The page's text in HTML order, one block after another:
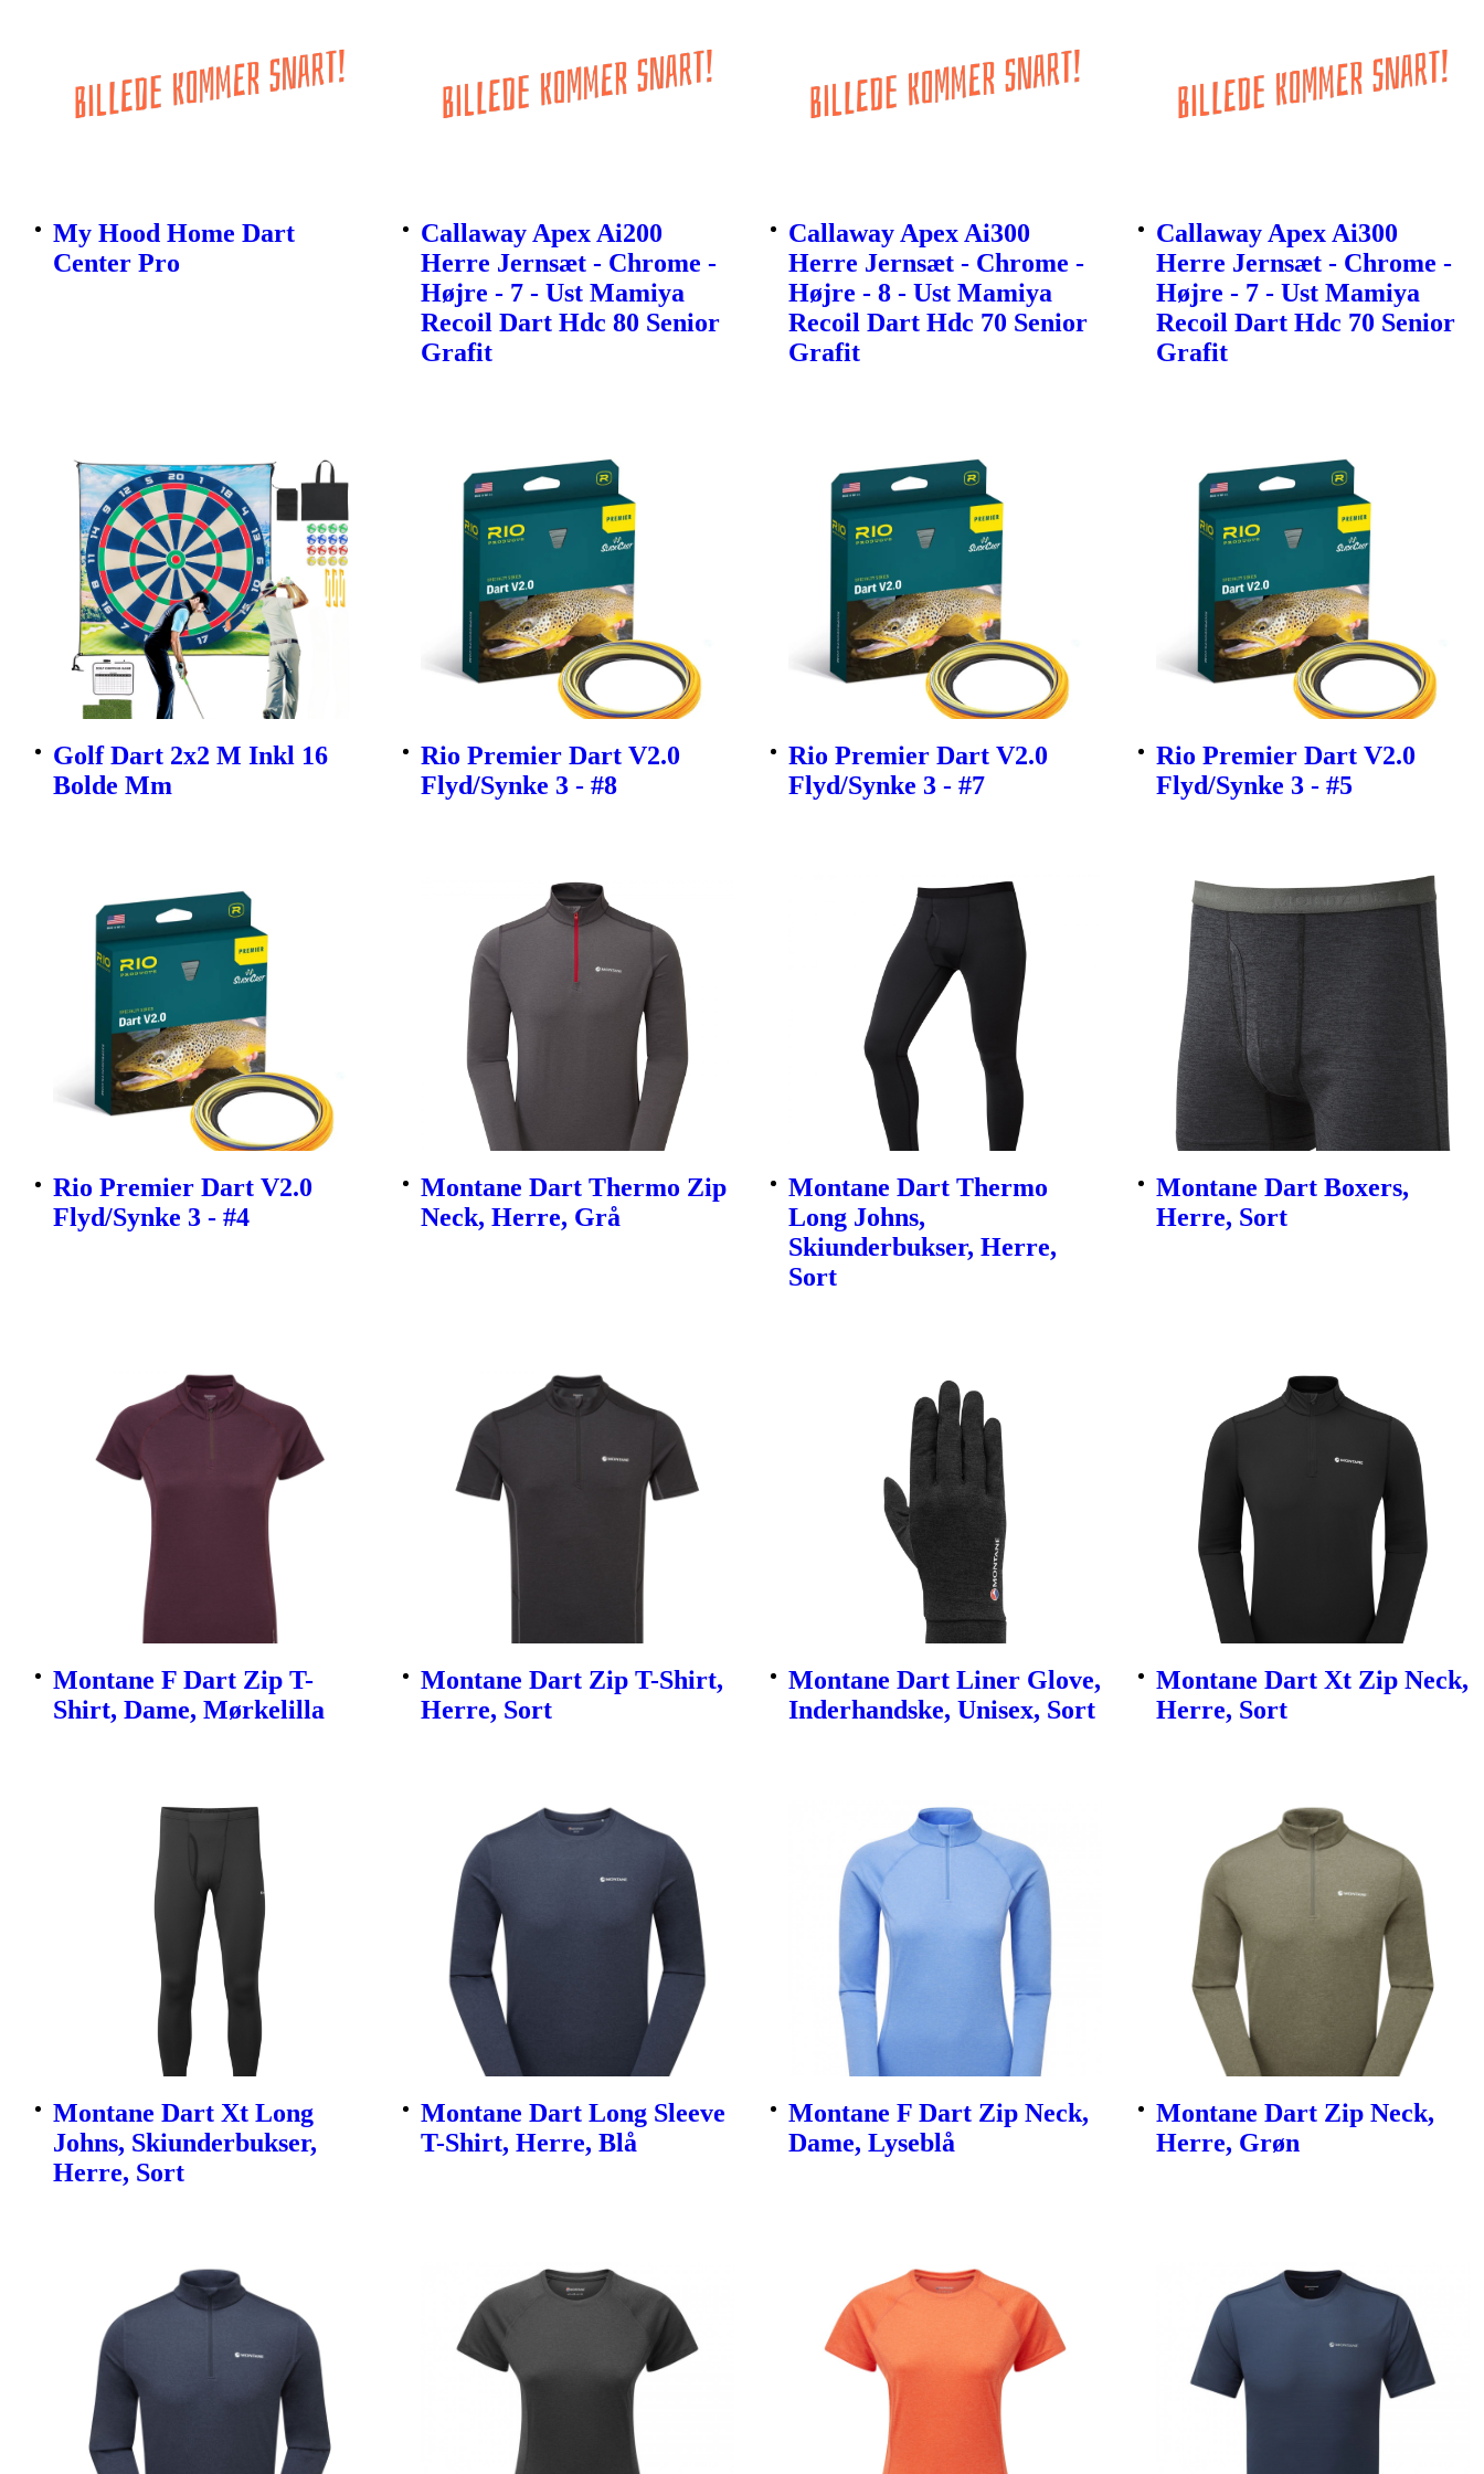
My Hood Home Dart
Center Pro
Callaway Apex Ai200
Herre Jernsæt - Chrome -
Højre - 7 - Ust Mamiya
Recoil Dart Hdc 80 Senior
Grafit
Callaway Apex Ai300
Herre Jernsæt - Chrome -
Højre - 8 - Ust Mamiya
Recoil Dart Hdc 70 Senior
Grafit
Callaway Apex Ai300
Herre Jernsæt - Chrome -
Højre - 7 - Ust Mamiya
Recoil Dart Hdc 70 Senior
Grafit
Golf Dart 2x2 M Inkl 16
Bolde Mm
Rio Premier Dart V2.0
Flyd/Synke 3 - #8
Rio Premier Dart V2.0
Flyd/Synke 3 - #7
Rio Premier Dart V2.0
Flyd/Synke 3 - #5
Rio Premier Dart V2.0
Flyd/Synke 3 - #4
Montane Dart Thermo Zip
Neck, Herre, Grå
Montane Dart Thermo
Long Johns,
Skiunderbukser, Herre,
Sort
Montane Dart Boxers,
Herre, Sort
Montane F Dart Zip T-
Shirt, Dame, Mørkelilla
Montane Dart Zip T-Shirt,
Herre, Sort
Montane Dart Liner Glove,
Inderhandske, Unisex, Sort
Montane Dart Xt Zip Neck,
Herre, Sort
Montane Dart Xt Long
Johns, Skiunderbukser,
Herre, Sort
Montane Dart Long Sleeve
T-Shirt, Herre, Blå
Montane F Dart Zip Neck,
Dame, Lyseblå
Montane Dart Zip Neck,
Herre, Grøn